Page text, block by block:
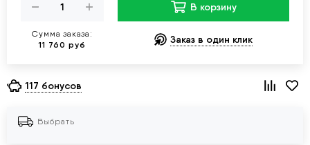
Сумма заказа:
11 760 руб
В корзину
Заказ в один клик
117 бонусов
Выбрать